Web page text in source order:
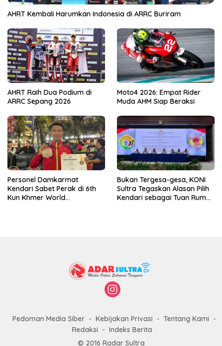
AHRT Kembali Harumkan Indonesia di ARRC Buriram
AHRT Raih Dua Podium di
ARRC Sepang 2026
Moto4 2026: Empat Rider
Muda AHM Siap Beraksi
Personel Damkarmat
Kendari Sabet Perak di 6th
Kun Khmer World
Bukan Tergesa-gesa, KONI
Sultra Tegaskan Alasan Pilih
Kendari sebagai Tuan Rumah
Pedoman Media Siber Kebijakan Privasi
Tentang Kami
Redaksi
Indeks Berita
© 2016 Radar Sultra